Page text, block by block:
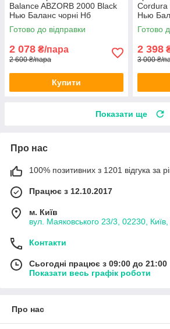
Balance ABZORB 2000 Black
Нью Баланс чорні Нб
текстиль демісезон
Готово до відправки
2 078 ₴/пара
2 600 ₴/пара
Купити
Cordura
Нью
водостійкі
Готово
2 398
3 000 ₴/
Показати ще
Про нас
100% позитивних з 1201 відгука за
Працює з 12.10.2017
м. Київ
вул. Маяковського 23/3, 02230, Київ,
Контакти
Сьогодні працює з 09:00 до 21:00
Показати весь графік роботи
Про нас